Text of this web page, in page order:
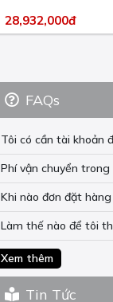
28,932,000đ
FAQs
Tôi có cần tài khoản
Phí vận chuyển trong
Khi nào đơn đặt
Làm thế nào để tôi
Xem thêm
Tin Tức